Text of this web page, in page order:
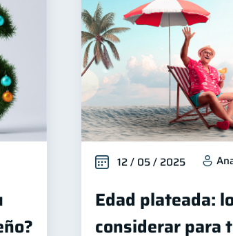
12 / 05 / 2025
Edad plateada:
considerar para